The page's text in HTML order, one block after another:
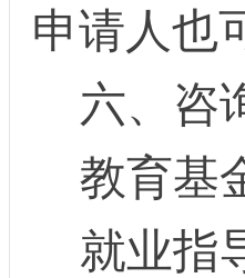
申请人也
六、 咨
教育基
就业指